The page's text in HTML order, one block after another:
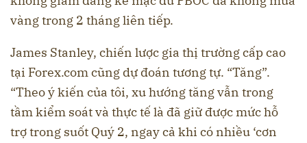
vàng trong 2 tháng liên tiếp.
James Stanley, chiến lược gia thị trường cấp cao
tại Forex.com cũng dự đoán tương tự. “Tăng”.
“Theo ý kiến ​​​​của tôi, xu hướng tăng vẫn trong
tầm kiểm soát và thực tế là đã giữ được mức hỗ
trợ trong suốt Quý 2, ngay cả khi có nhiều ‘cơn